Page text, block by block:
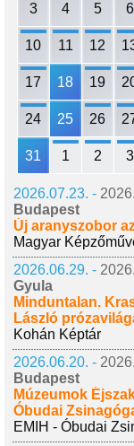
3 4 5 6
10 11 12
17 18 19
24 25 26
31 1 2 3
2026.07.23. -
Budapest
Új aranyszobor
Magyar
2026.06.29. -
Gyula
Minduntalan.
László
Kohán Képtár
2026.06.20. -
Budapest
Múzeumok
Óbudai
EMIH - Óbudai